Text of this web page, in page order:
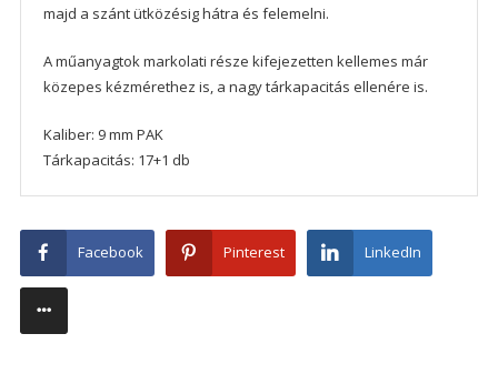
majd a szánt ütközésig hátra és felemelni.
A műanyagtok markolati része kifejezetten kellemes már
közepes kézmérethez is, a nagy tárkapacitás ellenére is.
Kaliber: 9 mm PAK
Tárkapacitás: 17+1 db
Facebook Pinterest LinkedIn